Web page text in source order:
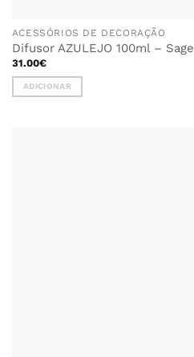
ACESSÓRIOS DE DECORAÇÃO
Difusor AZULEJO 100ml – Sage
31.00€
ADICIONAR